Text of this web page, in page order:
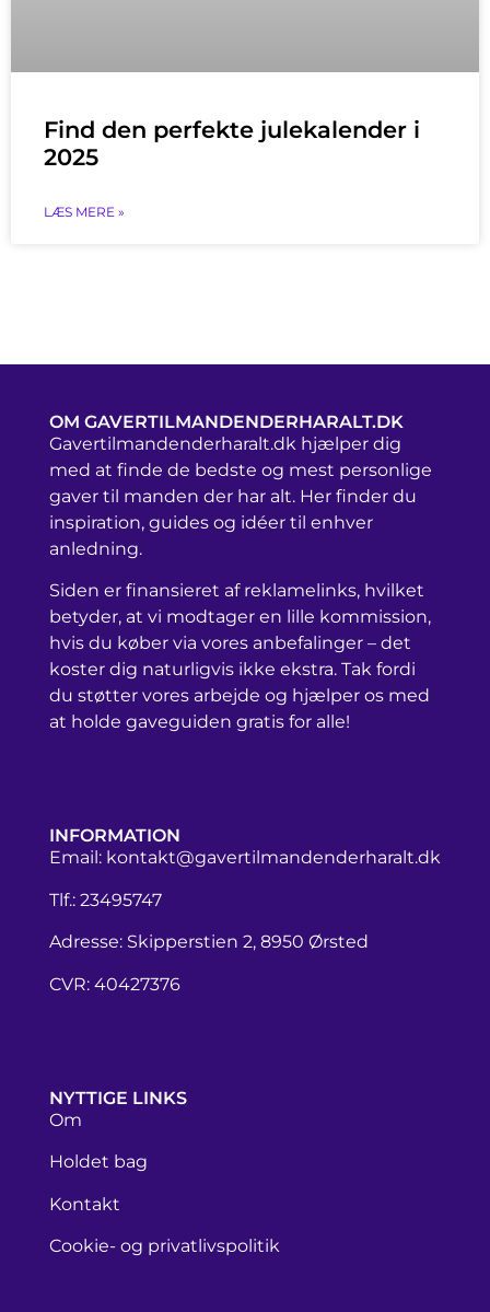
Find den perfekte julekalender i
2025
LÆS MERE »
OM GAVERTILMANDENDERHARALT.DK
Gavertilmandenderharalt.dk hjælper dig
med at finde de bedste og mest personlige
gaver til manden der har alt. Her finder du
inspiration, guides og idéer til enhver
anledning.
Siden er finansieret af reklamelinks, hvilket
betyder, at vi modtager en lille kommission,
hvis du køber via vores anbefalinger – det
koster dig naturligvis ikke ekstra. Tak fordi
du støtter vores arbejde og hjælper os med
at holde gaveguiden gratis for alle!
INFORMATION
Email: kontakt@gavertilmandenderharalt.dk
Tlf.: 23495747
Adresse: Skipperstien 2, 8950 Ørsted
CVR: 40427376
NYTTIGE LINKS
Om
Holdet bag
Kontakt
Cookie- og privatlivspolitik